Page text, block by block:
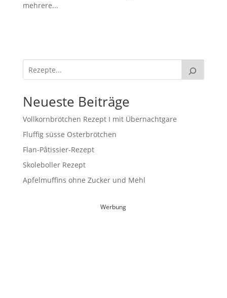
mehrere...
Neueste Beiträge
Vollkornbrötchen Rezept I mit Übernachtgare
Fluffig süsse Osterbrötchen
Flan-Pâtissier-Rezept
Skoleboller Rezept
Apfelmuffins ohne Zucker und Mehl
Werbung